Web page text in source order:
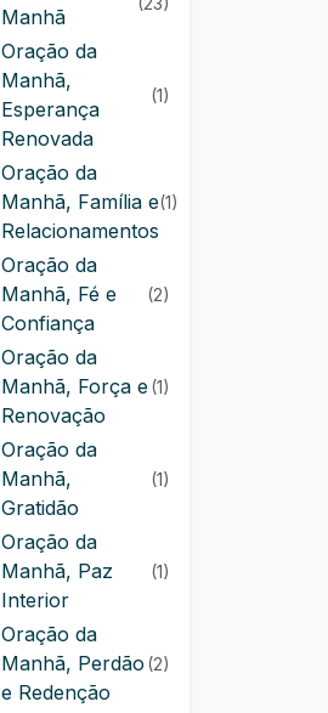
Manhã
Oração da
Manhã,
Esperança
Renovada
(1)
Oração da
Manhã, Família e
Relacionamentos
(1)
Oração da
Manhã, Fé e
Confiança
(2)
Oração da
Manhã, Força e
Renovação
(1)
Oração da
Manhã,
Gratidão
(1)
Oração da
Manhã, Paz
Interior
(1)
Oração da
Manhã, Perdão
e Redenção
(2)